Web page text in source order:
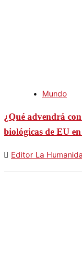
Mundo
¿Qué advendrá
biológicas de EU
Editor La